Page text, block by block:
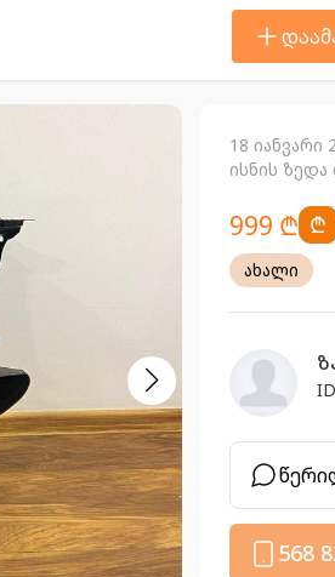
18 იანვარი
ისნის ზედა
999 ₾ ₾
ახალი
568